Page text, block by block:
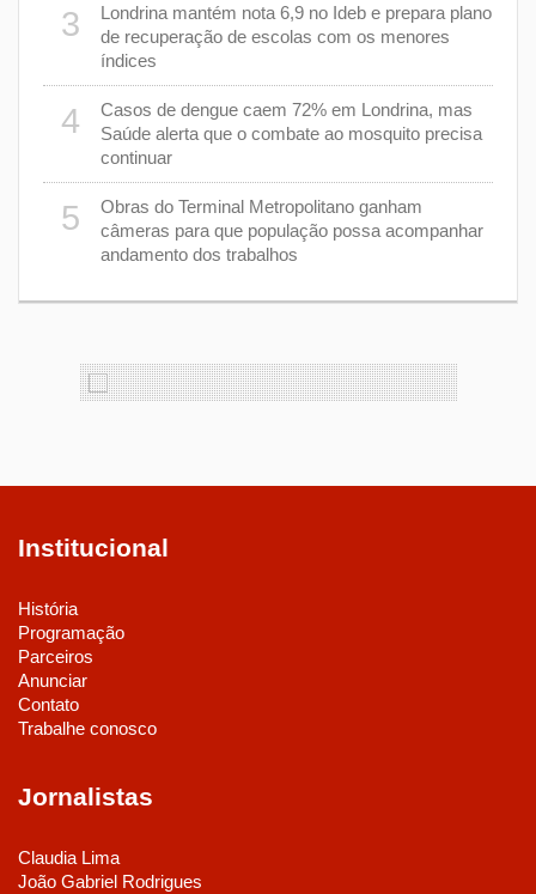
3
Londrina mantém nota 6,9 no Ideb e prepara plano
de recuperação de escolas com os menores
índices
4
Casos de dengue caem 72% em Londrina, mas
Saúde alerta que o combate ao mosquito precisa
continuar
5
Obras do Terminal Metropolitano ganham
câmeras para que população possa acompanhar
andamento dos trabalhos
Institucional
História
Programação
Parceiros
Anunciar
Contato
Trabalhe conosco
Jornalistas
Claudia Lima
João Gabriel Rodrigues